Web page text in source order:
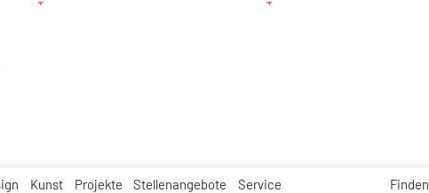
Kunst Projekte Stellenangebote Service Finden